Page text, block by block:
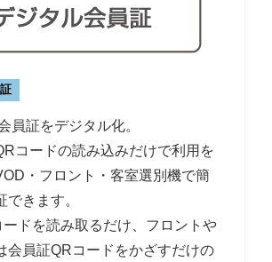
員証をデジタル化。
コードの読み込みだけで利用を
・フロント・客室選別機で簡
できます。
ドを読み取るだけ、フロントや
会員証QRコードをかざすだけの